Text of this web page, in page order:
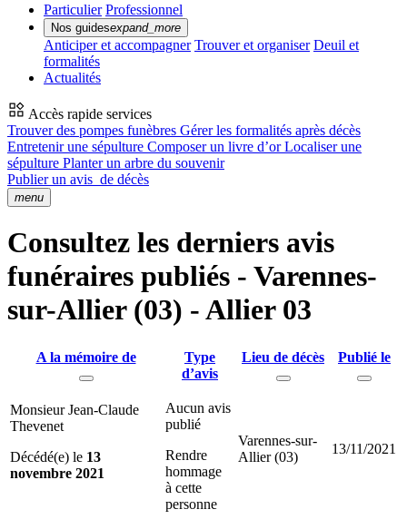
Particulier Professionnel
Nos guidesexpand_more
Anticiper et accompagner Trouver et organiser Deuil et
formalités
Actualités
Accès rapide services
Trouver des pompes funèbres Gérer les formalités après décès
Entretenir une sépulture Composer un livre d’orLocaliser une
sépulture Planter un arbre du souvenir
Publier un avis de décès
menu
Consultez les derniers avis
funéraires publiés - Varennes-
sur-Allier (03) - Allier 03
A la mémoire de
Type
d’avis
Lieu de décès Publié le
Monsieur Jean-Claude
Thevenet
Décédé(e) le 13
novembre 2021
Aucun avis
publié
Rendre
hommage
à cette
personne
Varennes-sur-
Allier (03)
13/11/2021